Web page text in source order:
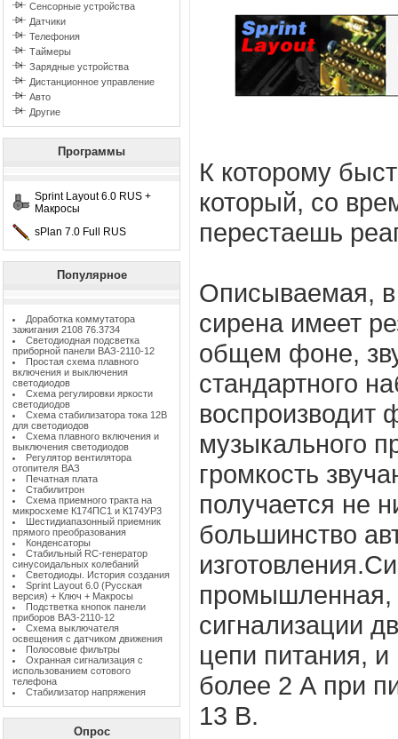
Сенсорные устройства
Датчики
Телефония
Таймеры
Зарядные устройства
Дистанционное управление
Авто
Другие
Программы
Sprint Layout 6.0 RUS +
Макросы
sPlan 7.0 Full RUS
Популярное
Доработка коммутатора
зажигания 2108 76.3734
Светодиодная подсветка
приборной панели ВАЗ-2110-12
Простая схема плавного
включения и выключения
светодиодов
Схема регулировки яркости
светодиодов
Схема стабилизатора тока 12В
для светодиодов
Схема плавного включения и
выключения светодиодов
Регулятор вентилятора
отопителя ВАЗ
Печатная плата
Стабилитрон
Схема приемного тракта на
микросхеме К174ПС1 и К174УР3
Шестидиапазонный приемник
прямого преобразования
Конденсаторы
Стабильный RC-генератор
синусоидальных колебаний
Светодиоды. История создания
Sprint Layout 6.0 (Русская
версия) + Ключ + Макросы
Подстветка кнопок панели
приборов ВАЗ-2110-12
Схема выключателя
освещения с датчиком движения
Полосовые фильтры
Охранная сигнализация с
использованием сотового
телефона
Стабилизатор напряжения
Опрос
К которому
который, со
перестаешь
Описываемая, в
сирена имеет
общем фоне,
стандартного
воспроизводит
музыкального
громкость
получается не
большинство
промышленная,
сигнализации
цепи питания, и
более 2 А при
13 В.